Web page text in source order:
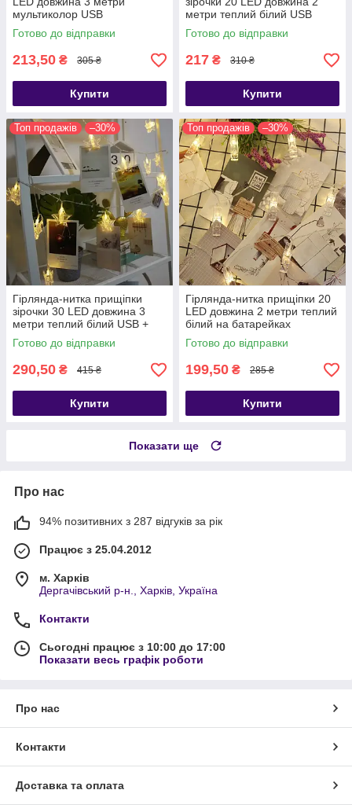
мультиколор USB
Готово до відправки
213,50 ₴ 305 ₴
Купити
метри теплий білий USB
Готово до відправки
217 ₴ 310 ₴
Купити
Топ продажів –30%
Гірлянда-нитка прищіпки
зірочки 30 LED довжина 3
метри теплий білий USB +
пульт
Готово до відправки
290,50 ₴ 415 ₴
Купити
Топ продажів –30%
Гірлянда-нитка прищіпки 20
LED довжина 2 метри теплий
білий на батарейках
Готово до відправки
199,50 ₴ 285 ₴
Купити
Показати ще
Про нас
94% позитивних з 287 відгуків за рік
Працює з 25.04.2012
м. Харків
Дергачівський р-н., Харків, Україна
Контакти
Сьогодні працює з 10:00 до 17:00
Показати весь графік роботи
Про нас
Контакти
Доставка та оплата